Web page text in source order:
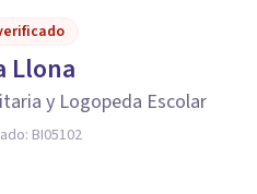
Llona
y Logopeda Escolar
BI05102